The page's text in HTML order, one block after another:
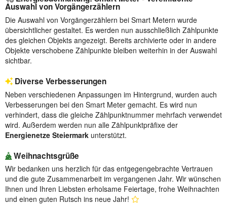
Auswahl von Vorgängerzählern
Die Auswahl von Vorgängerzählern bei Smart Metern wurde
übersichtlicher gestaltet. Es werden nun ausschließlich Zählpunkte
des gleichen Objekts angezeigt. Bereits archivierte oder in andere
Objekte verschobene Zählpunkte bleiben weiterhin in der Auswahl
sichtbar.
Diverse Verbesserungen
Neben verschiedenen Anpassungen im Hintergrund, wurden auch
Verbesserungen bei den Smart Meter gemacht. Es wird nun
verhindert, dass die gleiche Zählpunktnummer mehrfach verwendet
wird. Außerdem werden nun alle Zählpunktpräfixe der
Energienetze Steiermark unterstützt.
Weihnachtsgrüße
Wir bedanken uns herzlich für das entgegengebrachte Vertrauen
und die gute Zusammenarbeit im vergangenen Jahr. Wir wünschen
Ihnen und Ihren Liebsten erholsame Feiertage, frohe Weihnachten
und einen guten Rutsch ins neue Jahr!